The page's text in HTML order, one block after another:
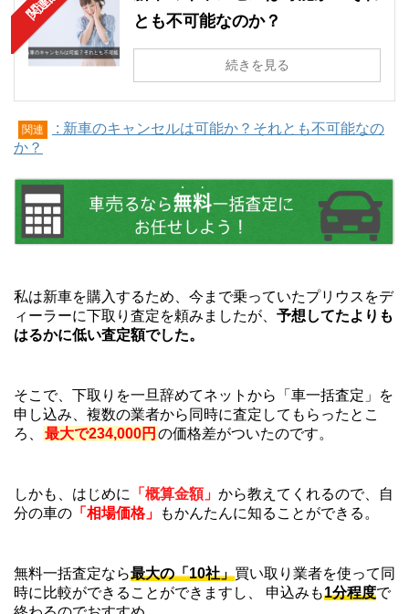
とも不可能なのか？
続きを見る
関連
: 新車のキャンセルは可能か？それとも不可能なの
か？
私は新車を購入するため、今まで乗っていたプリウスをデ
ィーラーに下取り査定を頼みましたが、 予想してたよりも
はるかに低い査定額でした。
そこで、下取りを一旦辞めてネットから「車一括査定」を
申し込み、複数の業者から同時に査定してもらったとこ
ろ、
最大で234,000円 の価格差がついたのです。
しかも、はじめに 「概算金額」 から教えてくれるので、自
分の車の 「相場価格」 もかんたんに知ることができる。
無料一括査定なら最大の「10社」買い取り業者を使って同
時に比較ができることができますし、 申込みも1分程度で